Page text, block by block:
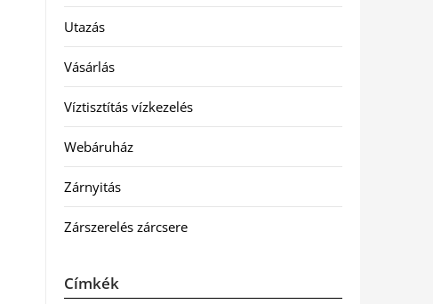
Utazás
Vásárlás
Víztisztítás vízkezelés
Webáruház
Zárnyitás
Zárszerelés zárcsere
Címkék